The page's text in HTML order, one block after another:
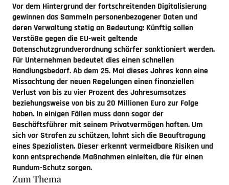
Vor dem Hintergrund der fortschreitenden Digitalisierung
gewinnen das Sammeln personenbezogener Daten und
deren Verwaltung stetig an Bedeutung: Künftig sollen
Verstöße gegen die EU-weit geltende
Datenschutzgrundverordnung schärfer sanktioniert werden.
Für Unternehmen bedeutet dies einen schnellen
Handlungsbedarf. Ab dem 25. Mai dieses Jahres kann eine
Missachtung der neuen Regelungen einen finanziellen
Verlust von bis zu vier Prozent des Jahresumsatzes
beziehungsweise von bis zu 20 Millionen Euro zur Folge
haben. In einigen Fällen muss dann sogar der
Geschäftsführer mit seinem Privatvermögen haften. Um
sich vor Strafen zu schützen, lohnt sich die Beauftragung
eines Spezialisten. Dieser erkennt vermeidbare Risiken und
kann entsprechende Maßnahmen einleiten, die für einen
Rundum-Schutz sorgen.
Zum Thema